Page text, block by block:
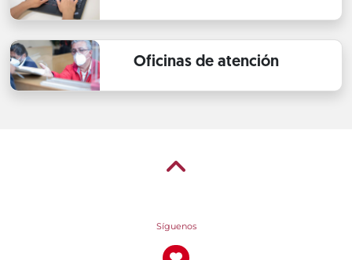
Oficinas de atención
Síguenos